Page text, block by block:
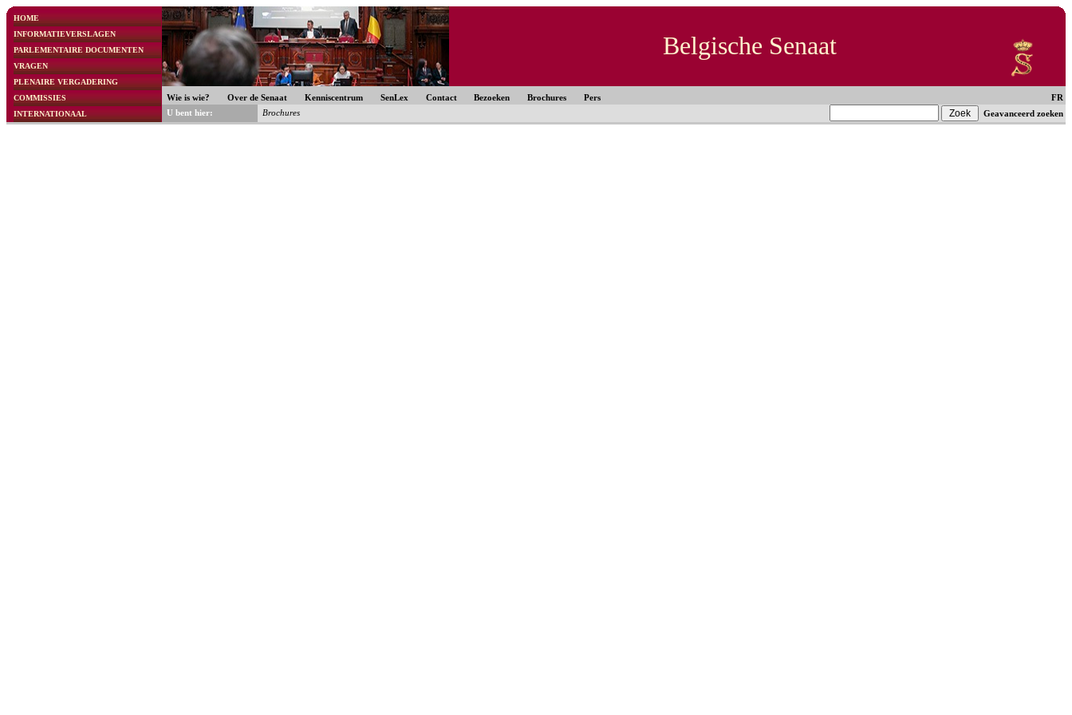
HOME
INFORMATIEVERSLAGEN
PARLEMENTAIRE DOCUMENTEN
VRAGEN
PLENAIRE VERGADERING
COMMISSIES
INTERNATIONAAL
Belgische Senaat
Wie is wie? Over de Senaat Kenniscentrum SenLex Contact Bezoeken Brochures Pers
FR
U bent hier:
Brochures Geavanceerd zoeken